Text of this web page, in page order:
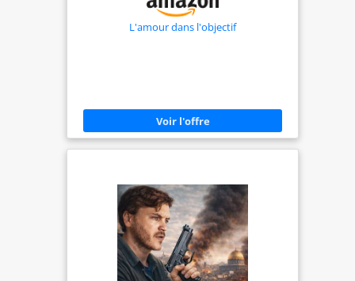
L'amour dans l'objectif